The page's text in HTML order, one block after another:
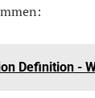
Definition -